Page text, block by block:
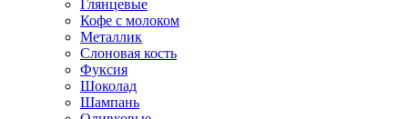
Глянцевые
Кофе с молоком
Металлик
Слоновая кость
Фуксия
Шоколад
Шампань